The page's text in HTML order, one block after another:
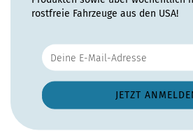
rostfreie Fahrzeuge aus den USA!